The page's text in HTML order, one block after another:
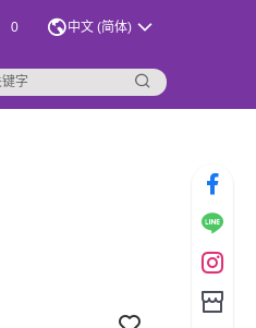
0 中文 (简体)